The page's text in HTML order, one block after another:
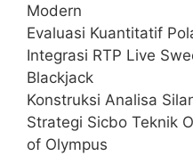
Modern
Evaluasi Kuantitatif
Integrasi RTP Live
Blackjack
Konstruksi Analisa
Strategi Sicbo Teknik
of Olympus